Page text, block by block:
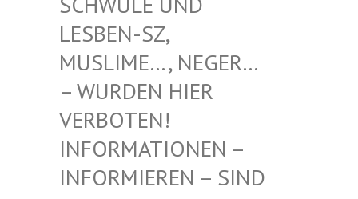
BEN-SZ, MUS
LIME…, NEGER… – W
URDEN HIER VER
BOTEN! INF
ORMATIONEN – INF
ORMIEREN – SIND – I